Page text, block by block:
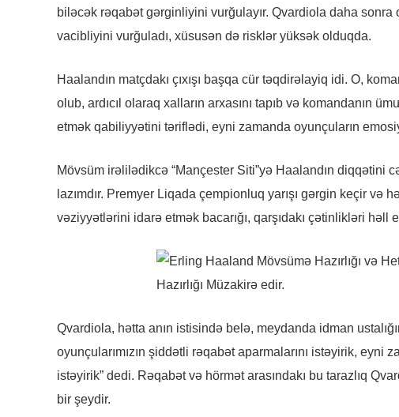
biləcək rəqabət gərginliyini vurğulayır. Qvardiola daha
vacibliyini vurğuladı, xüsusən də risklər yüksək olduqda.
Haalandın matçdakı çıxışı başqa cür təqdirəlayiq idi. O,
olub, ardıcıl olaraq xalların arxasını tapıb və komandanın
etmək qabiliyyətini təriflədi, eyni zamanda oyunçuların
Mövsüm irəlilədikcə “Mançester Siti”yə Haalandın diqqətini
lazımdır. Premyer Liqada çempionluq yarışı gərgin keçir və
vəziyyətlərini idarə etmək bacarığı, qarşıdakı çətinlikləri
Qvardiola, hətta anın istisində belə, meydanda idman
oyunçularımızın şiddətli rəqabət aparmalarını istəyirik,
istəyirik” dedi. Rəqabət və hörmət arasındakı bu tarazlıq
bir şeydir.